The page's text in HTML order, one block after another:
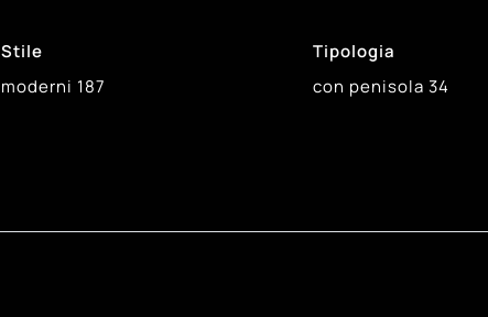
Stile
moderni 187
Tipologia
con penisola 34